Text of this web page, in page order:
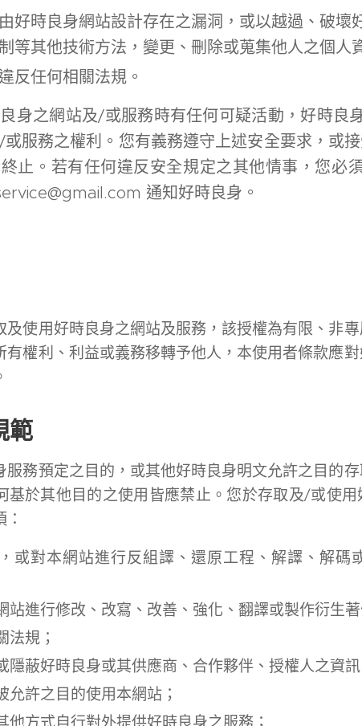
好時良身網站設計存在之漏洞，或以越過、破壞
等其他技術方法，變更、刪除或蒐集他人之個人
反任何相關法規。
身之網站及/或服務時有任何可疑活動，好時良
服務之權利。您有義務遵守上述安全要求，或
止。若有任何違反安全規定之其他情事，您必
通知好時良身。
及使用好時良身之網站及服務，該授權為有限、非專
有權利、利益或義務移轉予他人，本使用者條款應
範
服務預定之目的，或其他好時良身明文允許之目的
基於其他目的之使用皆應禁止。您於存取及/或使
或對本網站進行反組譯、還原工程、解譯、解碼
站進行修改、改寫、改善、強化、翻譯或製作衍生著
法規；
隱蔽好時良身或其供應商、合作夥伴、授權人之資訊
允許之目的使用本網站；